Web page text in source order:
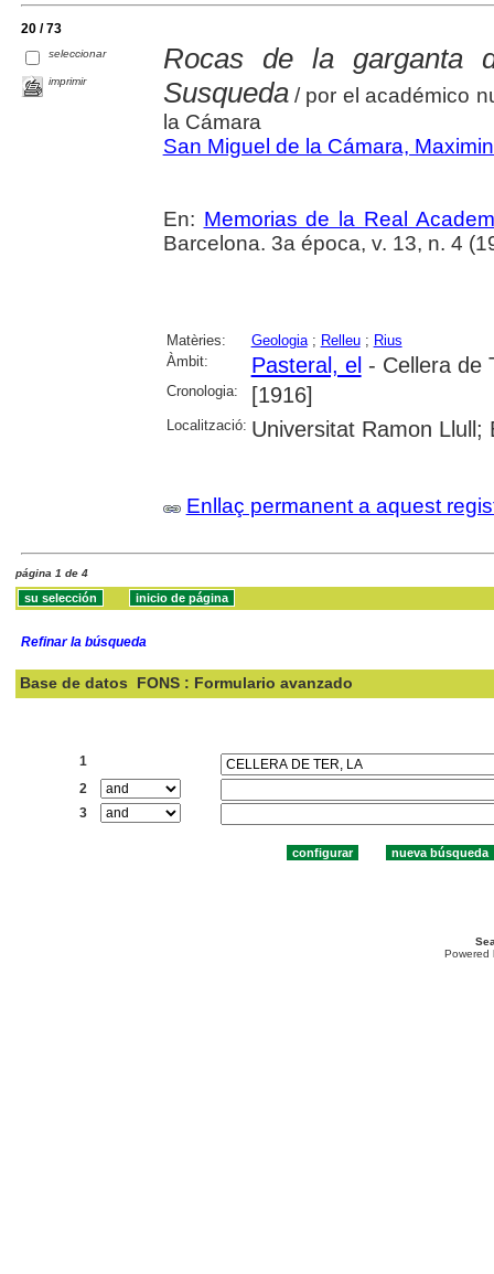
20 / 73
seleccionar
imprimir
Rocas de la garganta
Susqueda/ por el académico
la Cámara
San Miguel de la Cámara,
En: Memorias de la Real
Barcelona. 3a época, v. 13, n. 4
Matèries: Geologia; Relleu; Rius
Àmbit:
Pasteral, el - Cellera de
Cronologia: [1916]
Localització: Universitat Ramon
Enllaç permanent a aquest
página 1 de 4
Refinar la búsqueda
Base de datos FONS : Formulario avanzado
1
2
3